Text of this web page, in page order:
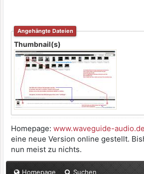
Angehängte Dateien
Thumbnail(s)
Homepage: www.waveguide-audio.de
eine neue Version online gestellt.
nun meist zu nichts.
Homepage Suchen